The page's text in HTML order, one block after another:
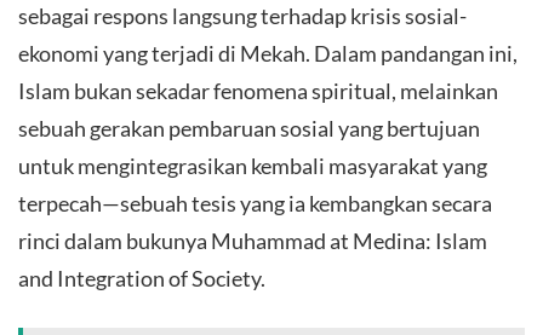
sebagai respons langsung terhadap krisis sosial-
ekonomi yang terjadi di Mekah. Dalam pandangan ini,
Islam bukan sekadar fenomena spiritual, melainkan
sebuah gerakan pembaruan sosial yang bertujuan
untuk mengintegrasikan kembali masyarakat yang
terpecah—sebuah tesis yang ia kembangkan secara
rinci dalam bukunya Muhammad at Medina: Islam
and Integration of Society.